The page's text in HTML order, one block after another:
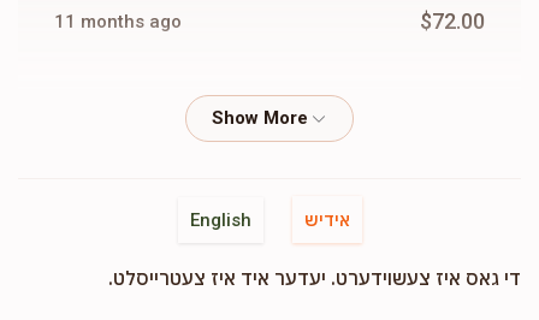
11 months ago $72.00
Avigdor HalpertYidel Ebir Zafir
11 months ago $36.00
English אידיש
די גאס איז צעשוידערט. יעדער איד איז צעטרייסלט.